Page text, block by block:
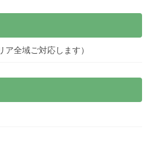
全域ご対応します）